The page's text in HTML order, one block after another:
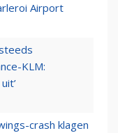
Airport
KLM:
crash klagen